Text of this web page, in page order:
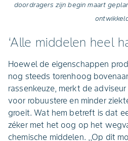
doordragers zijn begin maart
‘Alle middelen heel
Hoewel de eigenschappen
nog steeds torenhoog
rassenkeuze, merkt de
voor robuustere en minder
groeit. Wat hem betreft is dat
zéker met het oog op het
chemische middelen. ,,Op dit